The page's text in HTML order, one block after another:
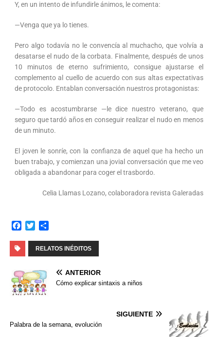
Y, en un intento de infundirle ánimos, le comenta:
—Venga que ya lo tienes.
Pero algo todavía no le convencía al muchacho, que volvía a
desatarse el nudo de la corbata. Finalmente, después de unos
10 minutos de eterno sufrimiento, consigue ajustarse el
complemento al cuello de acuerdo con sus altas expectativas
de protocolo. Entablan conversación nuestros protagonistas:
—Todo es acostumbrarse —le dice nuestro veterano, que
seguro que tardó años en conseguir realizar el nudo en menos
de un minuto.
El joven le sonríe, con la confianza de aquel que ha hecho un
buen trabajo, y comienzan una jovial conversación que me veo
obligada a abandonar para coger el trasbordo.
Celia Llamas Lozano, colaboradora revista Galeradas
e
o
o
k
i
t
e
r
m
p
RELATOS INÉDITOS
ANTERIOR
Cómo explicar sintaxis a niños
SIGUIENTE
Palabra de la semana, evolución